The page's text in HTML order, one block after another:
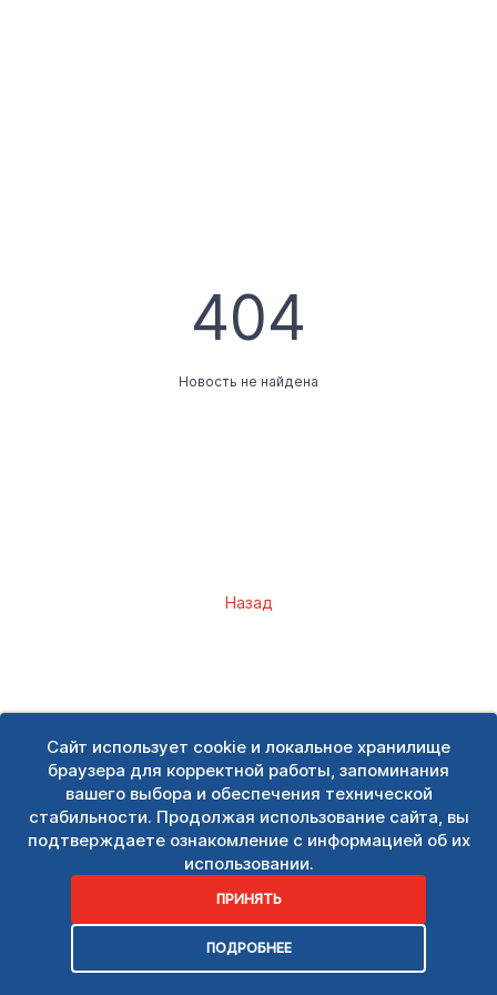
Сайт использует cookie и локальное хранилище
браузера для корректной работы, запоминания
вашего выбора и обеспечения технической
стабильности. Продолжая использование сайта, вы
подтверждаете ознакомление с информацией об их
использовании.
ПРИНЯТЬ
ПОДРОБНЕЕ
404
Новость не найдена
Назад